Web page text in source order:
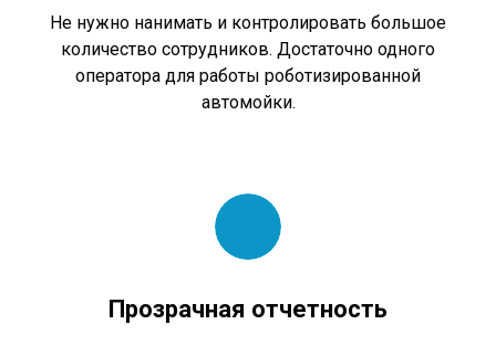
Не нужно нанимать и контролировать большое
количество сотрудников. Достаточно одного
оператора для работы роботизированной
автомойки.
Прозрачная отчетность